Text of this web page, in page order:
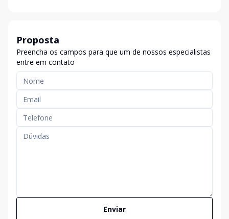
Proposta
Preencha os campos para que um de nossos especialistas
entre em contato
Enviar